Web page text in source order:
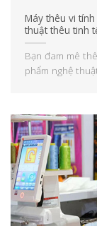
Máy thêu vi
thuật thêu tinh
Bạn đam mê
phẩm nghệ